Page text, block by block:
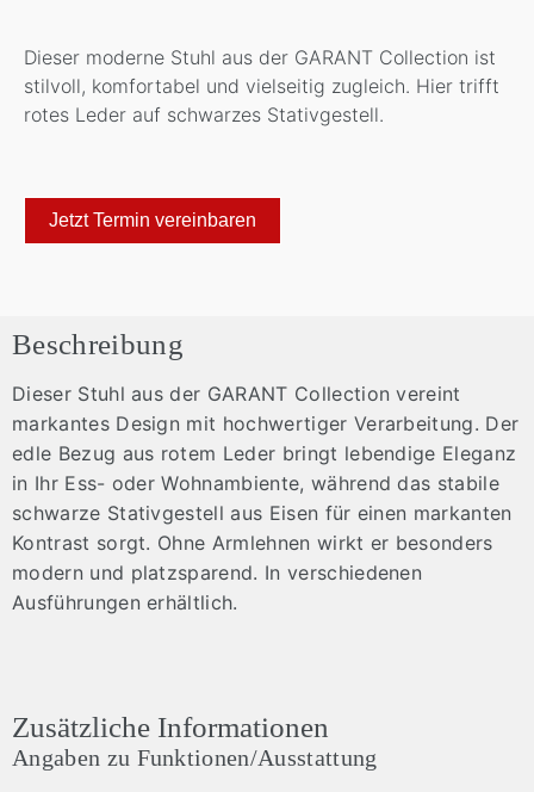
Dieser moderne Stuhl aus der GARANT Collection ist
stilvoll, komfortabel und vielseitig zugleich. Hier trifft
rotes Leder auf schwarzes Stativgestell.
Jetzt Termin vereinbaren
Zusätzliche Informationen
Angaben zu Funktionen/Ausstattung
Beschreibung
Dieser Stuhl aus der GARANT Collection vereint
markantes Design mit hochwertiger Verarbeitung. Der
edle Bezug aus rotem Leder bringt lebendige Eleganz
in Ihr Ess- oder Wohnambiente, während das stabile
schwarze Stativgestell aus Eisen für einen markanten
Kontrast sorgt. Ohne Armlehnen wirkt er besonders
modern und platzsparend. In verschiedenen
Ausführungen erhältlich.